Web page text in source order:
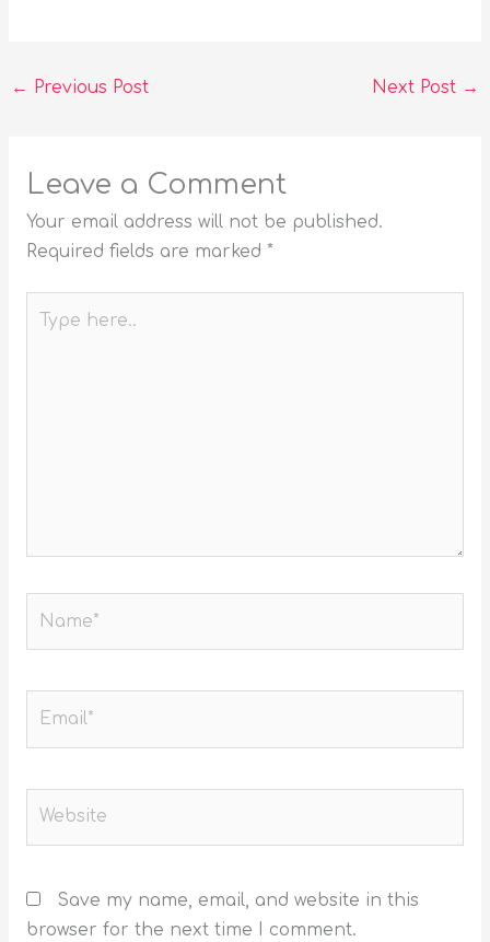
← Previous Post Next Post →
Leave a Comment
Your email address will not be published.
Required fields are marked *
here..
Save my name, email, and website in this
browser for the next time I comment.